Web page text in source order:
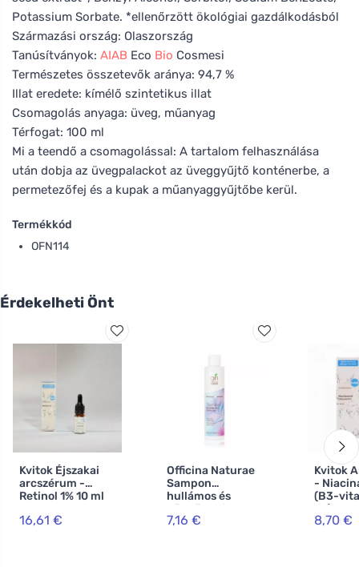
Potassium Sorbate. *ellenőrzött ökológiai gazdálkodásból
Származási ország: Olaszország
Tanúsítványok: AIAB Eco Bio Cosmesi
Természetes összetevők aránya: 94,7 %
Illat eredete: kímélő szintetikus illat
Csomagolás anyaga: üveg, műanyag
Térfogat: 100 ml
Mi a teendő a csomagolással: A tartalom felhasználása
után dobja az üvegpalackot az üveggyűjtő konténerbe, a
permetezőfej és a kupak a műanyaggyűjtőbe kerül.
Termékkód
OFN114
Érdekelheti Önt
Kvitok Éjszakai
arcszérum -
Retinol 1% 10 ml
16,61 €
Officina Naturae
Sampon
hullámos és
göndör hajra BIO
(200 ml)
7,16 €
Kvitok
-
(B3-
ml) -
8,70 €